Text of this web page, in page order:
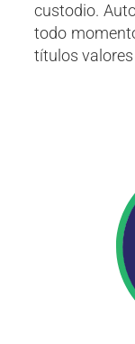
custodio.
todo
títulos